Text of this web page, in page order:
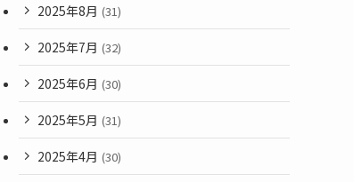
2025年8月 (31)
2025年7月 (32)
2025年6月 (30)
2025年5月 (31)
2025年4月 (30)